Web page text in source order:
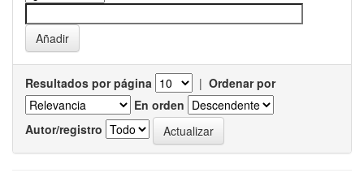
Resultados por página | Ordenar por
En orden
Autor/registro